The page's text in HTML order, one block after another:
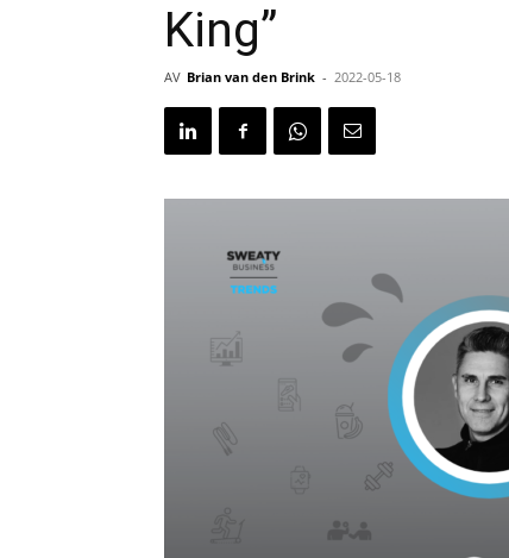
King”
AV Brian van den Brink - 2022-05-18